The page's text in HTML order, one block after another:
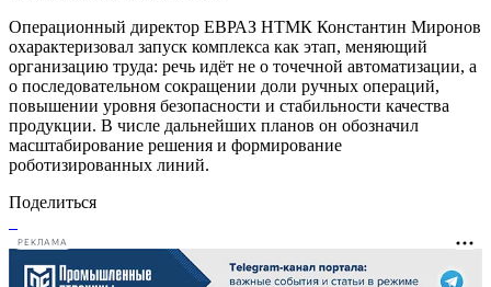
Операционный директор ЕВРАЗ НТМК Константин Миронов
охарактеризовал запуск комплекса как этап, меняющий
организацию труда: речь идёт не о точечной автоматизации, а
о последовательном сокращении доли ручных операций,
повышении уровня безопасности и стабильности качества
продукции. В числе дальнейших планов он обозначил
масштабирование решения и формирование
роботизированных линий.
Поделиться
РЕКЛАМА